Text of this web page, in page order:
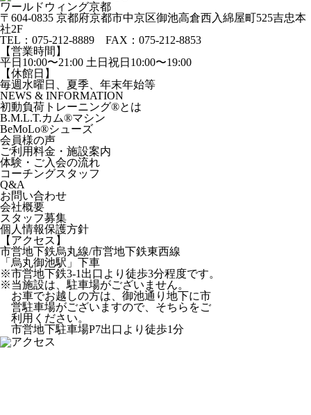
ワールドウィング京都
〒604-0835 京都府京都市中京区御池高倉西入綿屋町525吉忠本
社2F
TEL： 075-212-8889 FAX：075-212-8853
【営業時間】
平日10:00〜21:00 土日祝日10:00〜19:00
【休館日】
毎週水曜日、夏季、年末年始等
NEWS & INFORMATION
初動負荷トレーニング®とは
B.M.L.T.カム®マシン
BeMoLo®シューズ
会員様の声
ご利用料金・施設案内
体験・ご入会の流れ
コーチングスタッフ
Q&A
お問い合わせ
会社概要
スタッフ募集
個人情報保護方針
【アクセス】
市営地下鉄烏丸線/市営地下鉄東西線
「烏丸御池駅」下車
※市営地下鉄3-1出口より徒歩3分程度です。
※当施設は、駐車場がございません。
お車でお越しの方は、御池通り地下に市
営駐車場がございますので、そちらをご
利用ください。
市営地下駐車場P7出口より徒歩1分